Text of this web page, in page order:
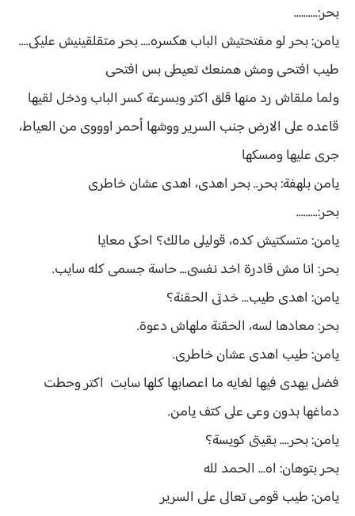
بحر:..........
يامن: بحر لو مفتحتيش الباب هكسره.... بحر متقلقينيش عليكى....
طيب افتحى ومش همنعك تعيطى بس افتحى
ولما ملقاش رد منها قلق اكتر وبسرعة كسر الباب ودخل لقيها
قاعده على الارض جنب السرير ووشها أحمر اوووى من العياط،
جرى عليها ومسكها
يامن بلهفة: بحر.. بحر اهدى، اهدى عشان خاطرى
بحر:.........
يامن: متسكتيش كده، قوليلى مالك؟ احكى معايا
بحر: انا مش قادرة اخد نفسى... حاسة جسمى كله سايب.
يامن: اهدى طيب... خدتى الحقنة؟
بحر: معادها لسه، الحقنة ملهاش دعوة.
يامن: طيب اهدى عشان خاطرى.
فضل يهدى فيها لغايه ما اعصابها كلها سابت اكتر وحطت
دماغها بدون وعى على كتف يامن.
يامن: بحر.... بقيتى كويسة؟
بحر بتوهان: اه... الحمد لله
يامن: طيب قومى تعالى على السرير